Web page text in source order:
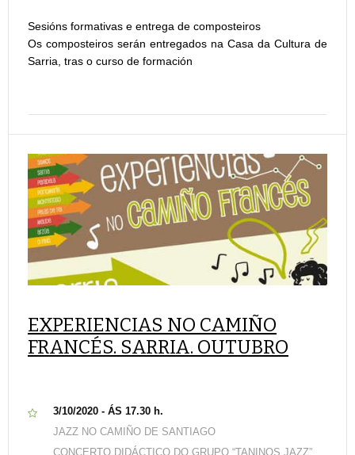
Sesións formativas e entrega de composteiros
Os composteiros serán entregados na Casa da Cultura de
Sarria, tras o curso de formación
EXPERIENCIAS NO CAMIÑO
FRANCÉS. SARRIA. OUTUBRO
3/10/2020 - ÁS 17.30 h.
JAZZ NO CAMIÑO DE SANTIAGO
CONCERTO DIDÁCTICO DO GRUPO “TANINOS JAZZ”